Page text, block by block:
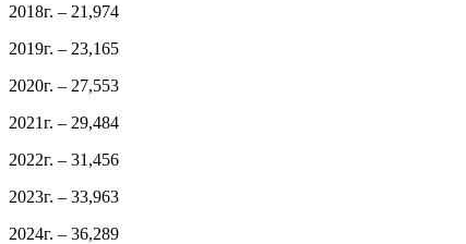
2018г. – 21,974
2019г. – 23,165
2020г. – 27,553
2021г. – 29,484
2022г. – 31,456
2023г. – 33,963
2024г. – 36,289